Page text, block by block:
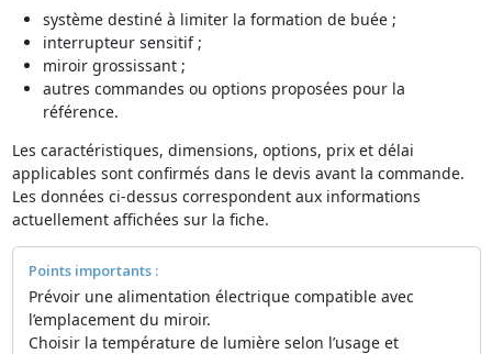
système destiné à limiter la formation de buée ;
interrupteur sensitif ;
miroir grossissant ;
autres commandes ou options proposées pour la
référence.
Les caractéristiques, dimensions, options, prix et délai
applicables sont confirmés dans le devis avant la commande.
Les données ci-dessus correspondent aux informations
actuellement affichées sur la fiche.
Points importants :
Prévoir une alimentation électrique compatible avec
l’emplacement du miroir.
Choisir la température de lumière selon l’usage et